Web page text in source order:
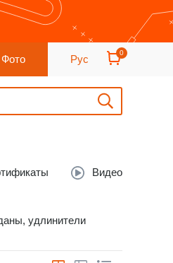
Фото Рус
0
Видео
удлинители